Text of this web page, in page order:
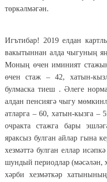
төркәлмәгән.
Игътибар! 2019 елдан
вакытыннан алда чыгуның
Моның өчен иминият
өчен стаж – 42, хатын-
булмаска тиеш . Әлеге
алдан пенсиягә чыгу
атларга – 60, хатын-кызга –
очракта стажга бары
яраксыз булган айлар гына
хезмәттә булган еллар
шундый периодлар (мәсәлән,
хәрби хезмәткәр